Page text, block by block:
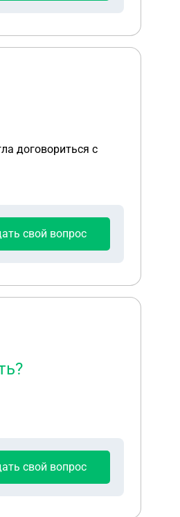
договориться с
свой вопрос
свой вопрос